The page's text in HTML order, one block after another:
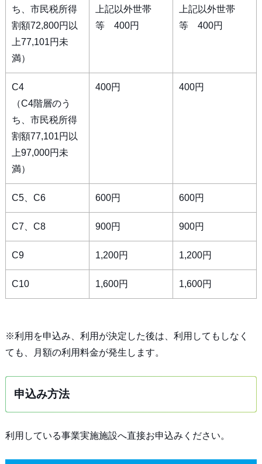
ち、市民税所得
割額72,800円以
上77,101円未
満）
上記以外世帯
等 400円
上記以外世帯
等 400円
C4
（C4階層のう
ち、市民税所得
割額77,101円以
上97,000円未
満）
400円 400円
C5、C6 600円 600円
C7、C8 900円 900円
C9 1,200円 1,200円
C10 1,600円 1,600円
※利用を申込み、利用が決定した後は、利用してもしなく
ても、月額の利用料金が発生します。
申込み方法
利用している事業実施施設へ直接お申込みください。